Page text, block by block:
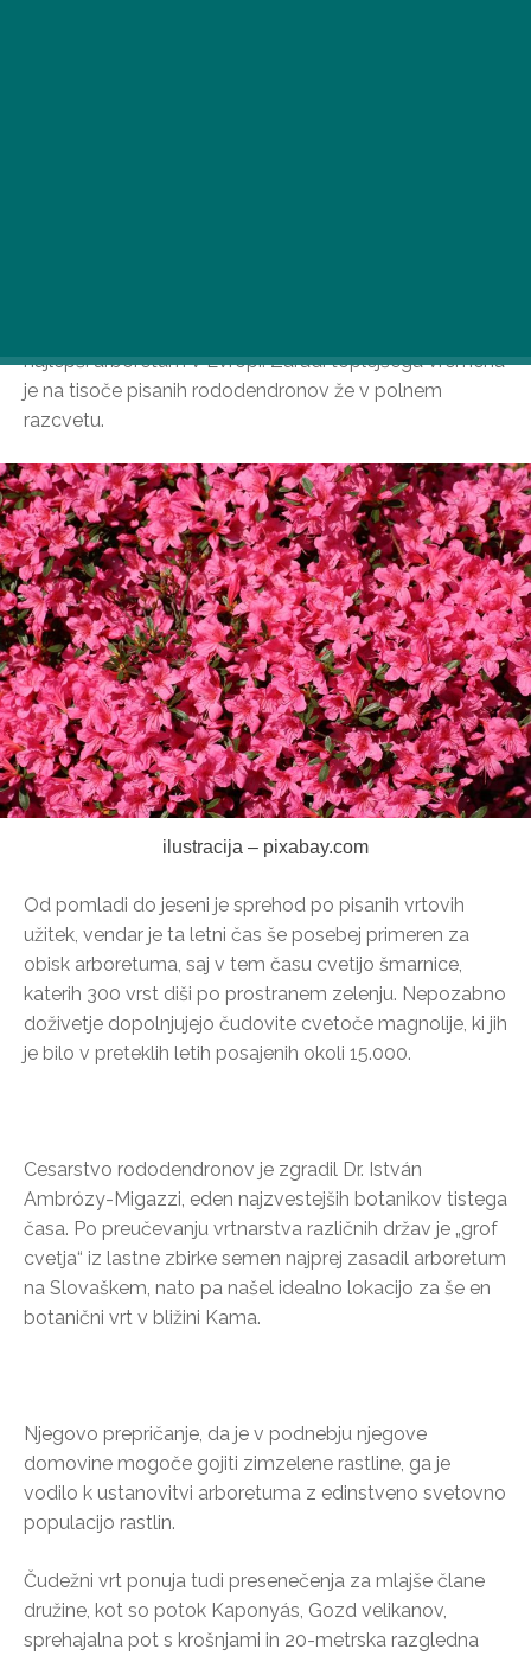
najlepši arboretum v Evropi. Zaradi toplejšega vremena
je na tisoče pisanih rododendronov že v polnem
razcvetu.
ilustracija – pixabay.com
Od pomladi do jeseni je sprehod po pisanih vrtovih
užitek, vendar je ta letni čas še posebej primeren za
obisk arboretuma, saj v tem času cvetijo šmarnice,
katerih 300 vrst diši po prostranem zelenju. Nepozabno
doživetje dopolnjujejo čudovite cvetoče magnolije, ki jih
je bilo v preteklih letih posajenih okoli 15.000.
Cesarstvo rododendronov je zgradil Dr. István
Ambrózy-Migazzi, eden najzvestejših botanikov tistega
časa. Po preučevanju vrtnarstva različnih držav je „grof
cvetja“ iz lastne zbirke semen najprej zasadil arboretum
na Slovaškem, nato pa našel idealno lokacijo za še en
botanični vrt v bližini Kama.
Njegovo prepričanje, da je v podnebju njegove
domovine mogoče gojiti zimzelene rastline, ga je
vodilo k ustanovitvi arboretuma z edinstveno svetovno
populacijo rastlin.
Čudežni vrt ponuja tudi presenečenja za mlajše člane
družine, kot so potok Kaponyás, Gozd velikanov,
sprehajalna pot s krošnjami in 20-metrska razgledna